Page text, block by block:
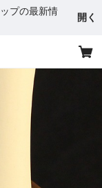
プの最新情
開く